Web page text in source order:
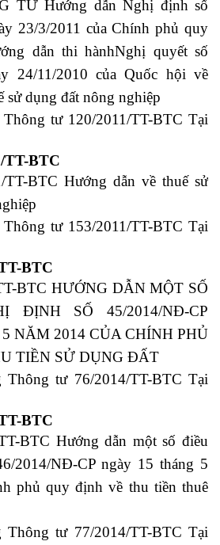
TƯ Hướng dẫn Nghị định số
23/3/2011 của Chính phủ quy
dẫn thi hànhNghị quyết số
24/11/2010 của Quốc hội về
sử dụng đất nông nghiệp
tư 120/2011/TT-BTC Tại
TT-BTC
TT-BTC Hướng dẫn về thuế sử
tư 153/2011/TT-BTC Tại
BTC
BTC HƯỚNG DẪN MỘT SỐ
ĐỊNH SỐ 45/2014/NĐ-CP
NĂM 2014 CỦA CHÍNH PHỦ
TIỀN SỬ DỤNG ĐẤT
Thông tư 76/2014/TT-BTC Tại
BTC
BTC Hướng dẫn một số điều
2014/NĐ-CP ngày 15 tháng 5
phủ quy định về thu tiền thuê
Thông tư 77/2014/TT-BTC Tại